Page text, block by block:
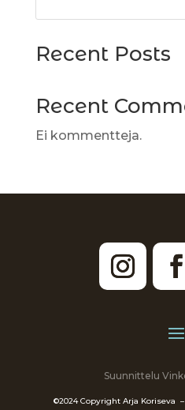
Recent Posts
Recent
Ei kommentteja.
Suunnittelu
©2024 Copyright Arja Koriseva